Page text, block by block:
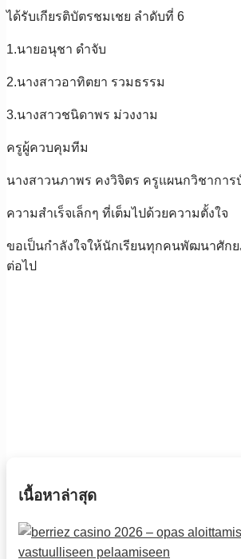
ได้รับเกียรติบัตรชมเชย ลำดับที่ 6
1.นายอนุชา ดำจับ
2.นางสาวอาทิตยา รวมธรรม
3.นางสาวชนิดาพร ม่วงงาม
ครูผู้ควบคุมทีม
นางสาวนภาพร คงวิจิตร ครูแผนกวิชากา
ความสำเร็จเล็กๆ ที่เต็มไปด้วยความตั้งใจ
ขอเป็นกำลังใจให้นักเรียนทุกคนพัฒนาศัก
ต่อไป
เนื้อหาล่าสุด